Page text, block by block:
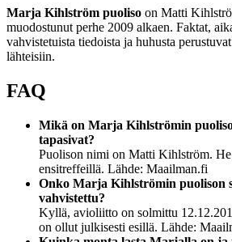
Marja Kihlström puoliso on Matti
muodostunut perhe 2009 alkaen. Faktat,
vahvistetuista tiedoista ja huhusta
lähteisiin.
FAQ
Mikä on Marja Kihlströmin
tapasivat?
Puolison nimi on Matti Kihlström.
ensitreffeillä. Lähde: Maailman.fi
Onko Marja Kihlströmin puolison
vahvistettu?
Kyllä, avioliitto on solmittu
on ollut julkisesti esillä. Lähde: